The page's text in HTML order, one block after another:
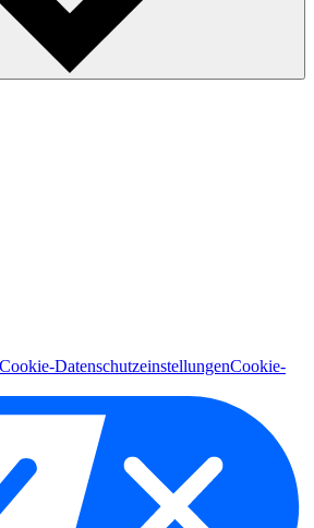
Cookie-DatenschutzeinstellungenCookie-